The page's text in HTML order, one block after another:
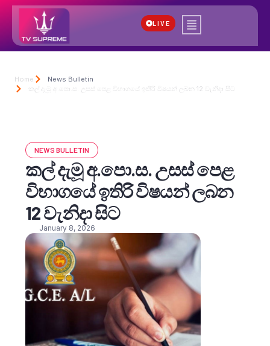
LIVE
Home
News Bulletin
කල් දැමූ අ.පො.ස. උසස් පෙළ විභාගයේ ඉතිරි විෂයන් ලබන 12 වැනිදා සිට
NEWS BULLETIN
කල් දැමූ අ.පො.ස. උසස් පෙළ
විභාගයේ ඉතිරි විෂයන් ලබන
12 වැනිදා සිට
January 8, 2026